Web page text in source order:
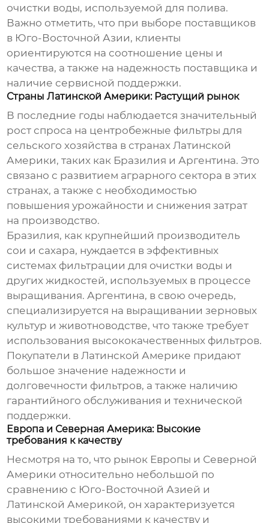
очистки воды, используемой для полива.
Важно отметить, что при выборе поставщиков
в Юго-Восточной Азии, клиенты
ориентируются на соотношение цены и
качества, а также на надежность поставщика и
наличие сервисной поддержки.
Страны Латинской Америки: Растущий рынок
В последние годы наблюдается значительный
рост спроса на центробежные фильтры для
сельского хозяйства в странах Латинской
Америки, таких как Бразилия и Аргентина. Это
связано с развитием аграрного сектора в этих
странах, а также с необходимостью
повышения урожайности и снижения затрат
на производство.
Бразилия, как крупнейший производитель
сои и сахара, нуждается в эффективных
системах фильтрации для очистки воды и
других жидкостей, используемых в процессе
выращивания. Аргентина, в свою очередь,
специализируется на выращивании зерновых
культур и животноводстве, что также требует
использования высококачественных фильтров.
Покупатели в Латинской Америке придают
большое значение надежности и
долговечности фильтров, а также наличию
гарантийного обслуживания и технической
поддержки.
Европа и Северная Америка: Высокие
требования к качеству
Несмотря на то, что рынок Европы и Северной
Америки относительно небольшой по
сравнению с Юго-Восточной Азией и
Латинской Америкой, он характеризуется
высокими требованиями к качеству и